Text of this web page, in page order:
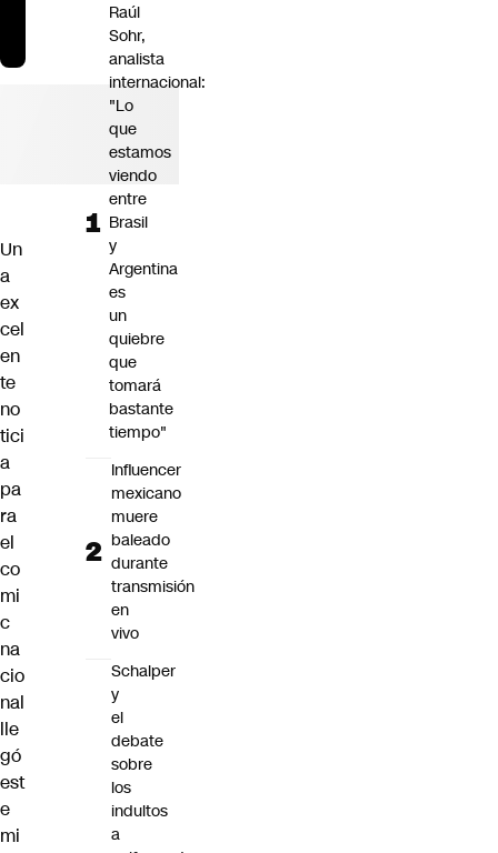
Un
a
ex
cel
en
te
no
tici
a
pa
ra
el
co
mi
c
na
cio
nal
lle
gó
est
e
mi
Raúl
Sohr,
analista
internacional:
"Lo
que
estamos
viendo
entre
Brasil
y
Argentina
es
un
quiebre
que
tomará
bastante
tiempo"
Influencer
mexicano
muere
baleado
durante
transmisión
en
vivo
Schalper
y
el
debate
sobre
los
indultos
a